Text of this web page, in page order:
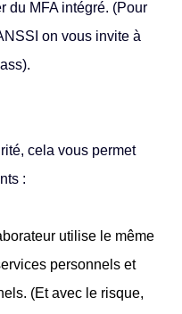
du MFA intégré. (Pour
on vous invite à
cela vous permet
:
utilise le même
personnels et
(Et avec le risque,